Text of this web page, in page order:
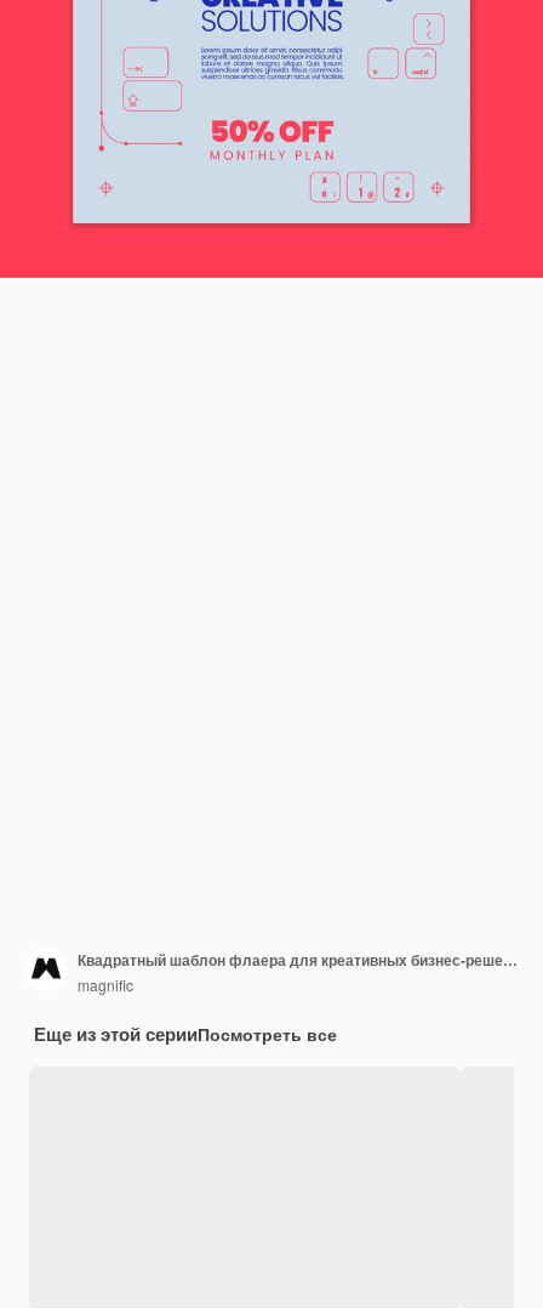
Квадратный шаблон флаера для креативных бизнес-решений
magnific
Еще из этой серииПосмотреть все